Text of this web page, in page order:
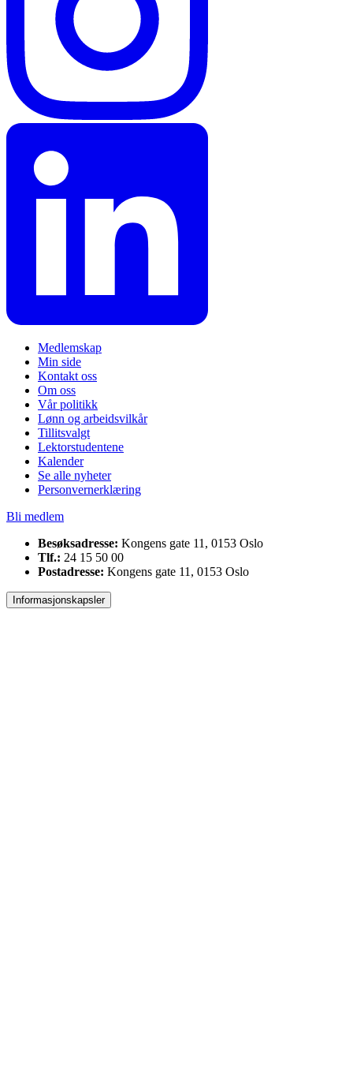
Medlemskap
Min side
Kontakt oss
Om oss
Vår politikk
Lønn og arbeidsvilkår
Tillitsvalgt
Lektorstudentene
Kalender
Se alle nyheter
Personvernerklæring
Bli medlem
Besøksadresse: Kongens gate 11, 0153 Oslo
Tlf.: 24 15 50 00
Postadresse: Kongens gate 11, 0153 Oslo
Informasjonskapsler